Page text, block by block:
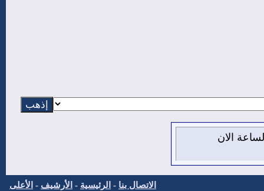
اغسطس 2026 , الساعة الان
الاتصال بنا - الرئيسية - الأرشيف - الأعلى